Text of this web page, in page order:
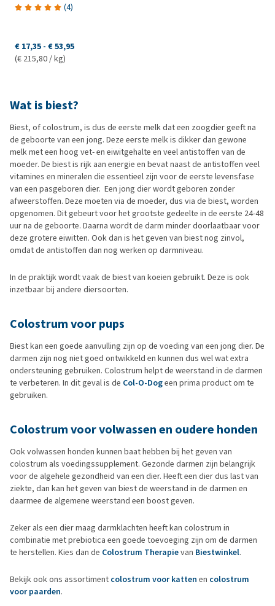
(4)
€ 17,35 - € 53,95
(€ 215,80 / kg)
Wat is biest?
Biest, of colostrum, is dus de eerste melk dat een zoogdier geeft na
de geboorte van een jong. Deze eerste melk is dikker dan gewone
melk met een hoog vet- en eiwitgehalte en veel antistoffen van de
moeder. De biest is rijk aan energie en bevat naast de antistoffen veel
vitamines en mineralen die essentieel zijn voor de eerste levensfase
van een pasgeboren dier. Een jong dier wordt geboren zonder
afweerstoffen. Deze moeten via de moeder, dus via de biest, worden
opgenomen. Dit gebeurt voor het grootste gedeelte in de eerste 24-48
uur na de geboorte. Daarna wordt de darm minder doorlaatbaar voor
deze grotere eiwitten. Ook dan is het geven van biest nog zinvol,
omdat de antistoffen dan nog werken op darmniveau.
In de praktijk wordt vaak de biest van koeien gebruikt. Deze is ook
inzetbaar bij andere diersoorten.
Colostrum voor pups
Biest kan een goede aanvulling zijn op de voeding van een jong dier. De
darmen zijn nog niet goed ontwikkeld en kunnen dus wel wat extra
ondersteuning gebruiken. Colostrum helpt de weerstand in de darmen
te verbeteren. In dit geval is de Col-O-Dogeen prima product om te
gebruiken.
Colostrum voor volwassen en oudere honden
Ook volwassen honden kunnen baat hebben bij het geven van
colostrum als voedingssupplement. Gezonde darmen zijn belangrijk
voor de algehele gezondheid van een dier. Heeft een dier dus last van
ziekte, dan kan het geven van biest de weerstand in de darmen en
daarmee de algemene weerstand een boost geven.
Zeker als een dier maag darmklachten heeft kan colostrum in
combinatie met prebiotica een goede toevoeging zijn om de darmen
te herstellen. Kies dan de Colostrum Therapievan Biestwinkel.
Bekijk ook ons assortiment colostrum voor katten en colostrum
voor paarden.